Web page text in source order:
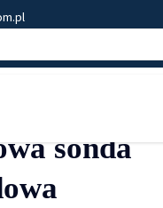
sonda